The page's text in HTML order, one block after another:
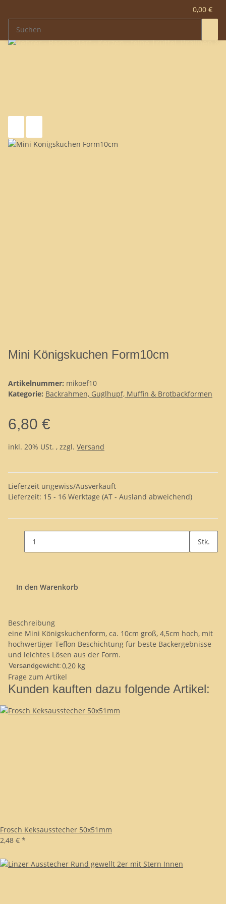
0,00 €
Mini Königskuchen Form10cm
Artikelnummer: mikoef10
Kategorie: Backrahmen, Guglhupf, Muffin & Brotbackformen
6,80 €
inkl. 20% USt. , zzgl. Versand
Lieferzeit ungewiss/Ausverkauft
Lieferzeit: 15 - 16 Werktage (AT - Ausland abweichend)
Stk.
In den Warenkorb
Beschreibung
eine Mini Königskuchenform, ca. 10cm groß, 4,5cm hoch, mit
hochwertiger Teflon Beschichtung für beste Backergebnisse
und leichtes Lösen aus der Form.
Versandgewicht:0,20 kg
Frage zum Artikel
Kunden kauften dazu folgende Artikel:
Frosch Keksausstecher 50x51mm
2,48 € *